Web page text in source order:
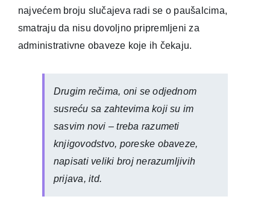
najvećem broju slučajeva radi se o paušalcima,
smatraju da nisu dovoljno pripremljeni za
administrativne obaveze koje ih čekaju.
Drugim rečima, oni se odjednom
susreću sa zahtevima koji su im
sasvim novi – treba razumeti
knjigovodstvo, poreske obaveze,
napisati veliki broj nerazumljivih
prijava, itd.